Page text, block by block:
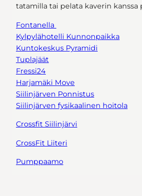
tatamilla tai pelata kaverin kanssa
Fontanella
Kylpylähotelli Kunnonpaikka
Kuntokeskus Pyramidi
Tuplajäät
Fressi24
Harjamäki Move
Siilinjärven Ponnistus
Siilinjärven fysikaalinen hoitola
Crossfit Siilinjärvi
CrossFit Liiteri
Pumppaamo